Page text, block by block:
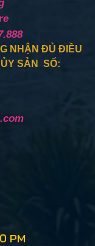
NHẬN ĐỦ ĐIỀU
SẢN SỐ:
PM